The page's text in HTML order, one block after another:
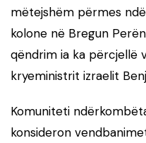
mëtejshëm përmes
kolone në Bregun
qëndrim ia ka përcjellë
kryeministrit izraelit
Komuniteti
konsideron